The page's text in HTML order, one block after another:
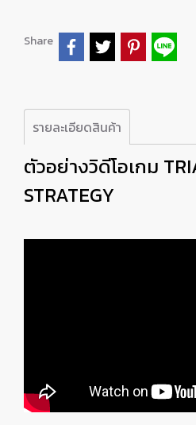
Share
รายละเอียดสินค้า
ตัวอย่างวิดีโอเกม
STRATEGY